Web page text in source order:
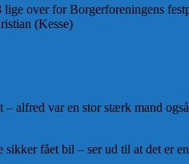
over for Borgerforeningens
(Kesse)
– alfred var en stor stærk mand
sikker fået bil – ser ud til at det er